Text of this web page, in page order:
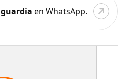
en WhatsApp.